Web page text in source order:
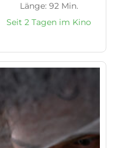
Länge: 92 Min.
Seit 2 Tagen im Kino